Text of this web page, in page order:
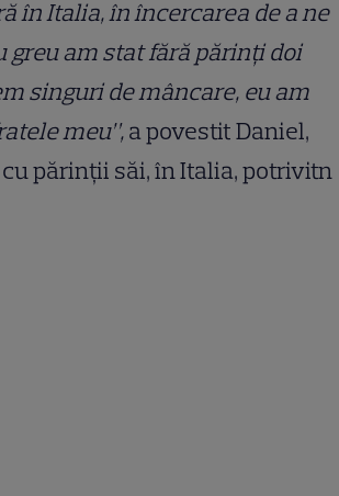
în Italia, în încercarea de a ne
greu am stat fără părinți doi
singuri de mâncare, eu am
meu”,a povestit Daniel,
părinții săi, în Italia, potrivitn